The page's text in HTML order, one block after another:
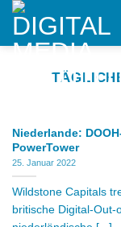
Skip
content
Niederlande:
PowerTower
25. Januar 2022
Wildstone Capitals
britische Digital-